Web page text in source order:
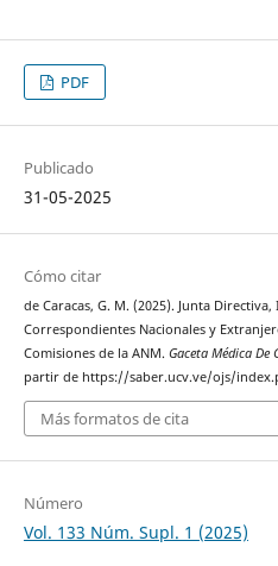
PDF
Publicado
31-05-2025
Cómo citar
de Caracas, G. M. (2025). Junta
Correspondientes Nacionales y
Comisiones de la ANM. Gaceta Médica De
partir de https://saber.ucv.ve/ojs/
Más formatos de cita
Número
Vol. 133 Núm. Supl. 1 (2025)